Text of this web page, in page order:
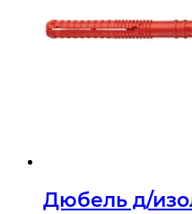
Дюбель д/